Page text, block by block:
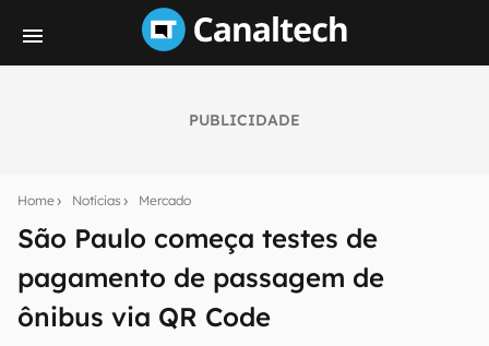
PUBLICIDADE
Home Notícias Mercado
São Paulo começa testes de
pagamento de passagem de
ônibus via QR Code
notícias e reviews sobre tecnologia em primeira
mão.
E-mail